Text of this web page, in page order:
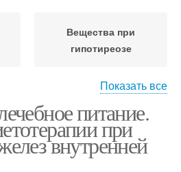
Вещества при
гипотиреозе
гипотиреозе
Показать все
питание.
при
внутренней